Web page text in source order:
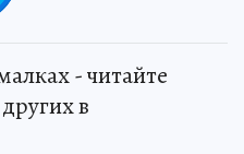
- читайте
в